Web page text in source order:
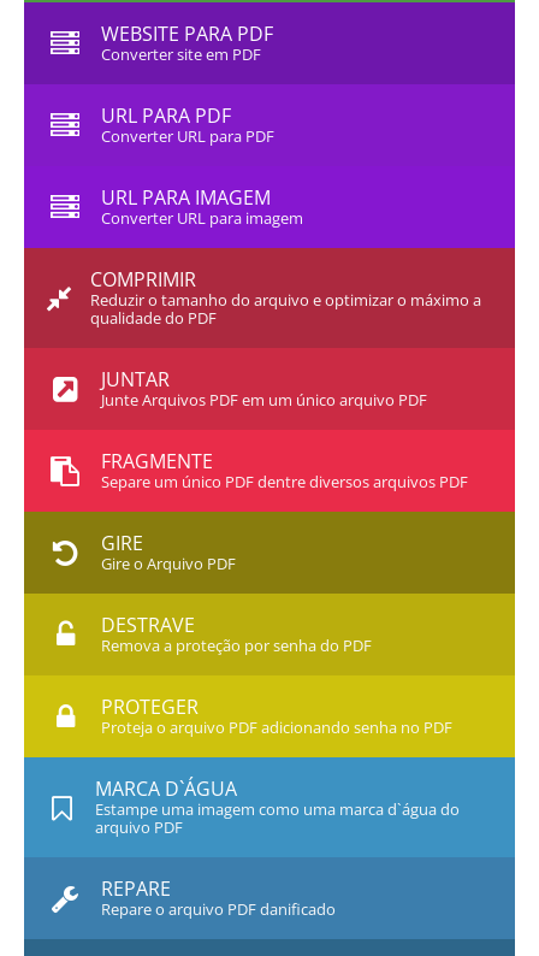
WEBSITE PARA PDF
Converter site em PDF
URL PARA PDF
Converter URL para PDF
URL PARA IMAGEM
Converter URL para imagem
COMPRIMIR
Reduzir o tamanho do arquivo e optimizar o máximo a
qualidade do PDF
JUNTAR
Junte Arquivos PDF em um único arquivo PDF
FRAGMENTE
Separe um único PDF dentre diversos arquivos PDF
GIRE
Gire o Arquivo PDF
DESTRAVE
Remova a proteção por senha do PDF
PROTEGER
Proteja o arquivo PDF adicionando senha no PDF
MARCA D`ÁGUA
Estampe uma imagem como uma marca d`água do
arquivo PDF
REPARE
Repare o arquivo PDF danificado